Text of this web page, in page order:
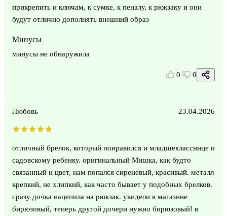
прикрепить и ключам, к сумке, к пеналу, к рюкзаку и они
будут отлично дополнять внешний образ
Минусы
минусы не обнаружила
0 0
Любовь 23.04.2026
отличный брелок, который понравился и младшекласснице и
садовскому ребенку. оригинальный Мишка, как будто
связанный и цвет, нам попался сиреневый, красивый. металл
крепкий, не хлипкий, как часто бывает у подобных брелков.
сразу дочка нацепила на рюкзак. увидели в магазине
бирюзовый, теперь другой дочери нужно бирюзовый! в